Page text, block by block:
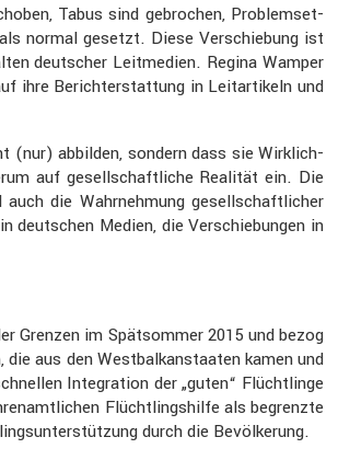
Tabus sind gebro­chen, Problem­set­
normal gesetzt. Diese Verschie­bung ist
deutscher Leitme­dien. Regina Wamper
ihre Bericht­erstat­tung in Leitar­ti­keln und
(nur) abbilden, sondern dass sie Wirklich­
auf gesell­schaft­liche Realität ein. Die
die Wahrneh­mung gesell­schaft­li­cher
deutschen Medien, die Verschie­bungen in
Grenzen im Spätsommer 2015 und bezog
aus den Westbal­kan­staaten kamen und
Integra­tion der „guten“ Flücht­linge
Flücht­lings­hilfe als begrenzte
durch die Bevöl­ke­rung.